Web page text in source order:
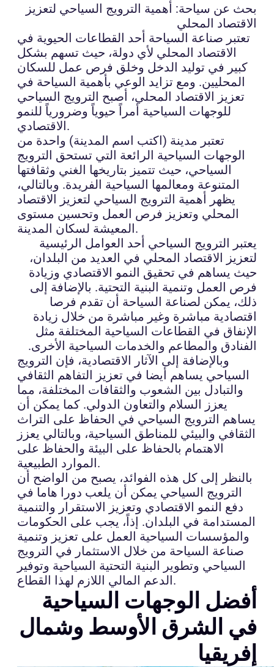
بحث عن سياحة: أهمية الترويج السياحي لتعزيز
الاقتصاد المحلي
تعتبر صناعة السياحة أحد القطاعات الحيوية في
الاقتصاد المحلي لأي دولة، حيث تسهم بشكل
كبير في توليد الدخل وخلق فرص عمل للسكان
المحليين. ومع تزايد الوعي بأهمية السياحة في
تعزيز الاقتصاد المحلي، أصبح الترويج السياحي
للوجهات السياحية أمراً حيوياً وضرورياً للنمو
الاقتصادي.
تعتبر مدينة (اكتب اسم المدينة) واحدة من
الوجهات السياحية الرائعة التي تستحق الترويج
السياحي، حيث تتميز بتاريخها الغني وثقافتها
المتنوعة ومعالمها السياحية الفريدة. وبالتالي،
يظهر أهمية الترويج السياحي لتعزيز الاقتصاد
المحلي وتعزيز فرص العمل وتحسين مستوى
المعيشة لسكان المدينة.
يعتبر الترويج السياحي أحد العوامل الرئيسية
لتعزيز الاقتصاد المحلي في العديد من البلدان،
حيث يساهم في تحقيق النمو الاقتصادي وزيادة
فرص العمل وتنمية البنية التحتية. بالإضافة إلى
ذلك، يمكن لصناعة السياحة أن تقدم فرصا
اقتصادية مباشرة وغير مباشرة من خلال زيادة
الإنفاق في القطاعات السياحية المختلفة مثل
الفنادق والمطاعم والخدمات السياحية الأخرى.
وبالإضافة إلى الآثار الاقتصادية، فإن الترويج
السياحي يساهم أيضا في تعزيز التفاهم الثقافي
والتبادل بين الشعوب والثقافات المختلفة، مما
يعزز السلام والتعاون الدولي. كما يمكن أن
يساهم الترويج السياحي في الحفاظ على التراث
الثقافي والبيئي للمناطق السياحية، وبالتالي يعزز
الاهتمام بالحفاظ على البيئة والحفاظ على
الموارد الطبيعية.
بالنظر إلى كل هذه الفوائد، يصبح من الواضح أن
الترويج السياحي يمكن أن يلعب دورا هاما في
دفع النمو الاقتصادي وتعزيز الاستقرار والتنمية
المستدامة في البلدان. إذاً، يجب على الحكومات
والمؤسسات السياحية العمل على تعزيز وتنمية
صناعة السياحة من خلال الاستثمار في الترويج
السياحي وتطوير البنية التحتية السياحية وتوفير
الدعم المالي اللازم لهذا القطاع.
أفضل الوجهات السياحية
في الشرق الأوسط وشمال
إفريقيا